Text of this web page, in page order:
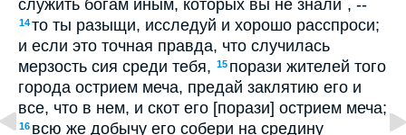
служить богам иным, которых вы не знали`, --
14то ты разыщи, исследуй и хорошо расспроси;
и если это точная правда, что случилась
мерзость сия среди тебя, 15 порази жителей того
города острием меча, предай заклятию его и
все, что в нем, и скот его [порази] острием меча;
16 всю же добычу его собери на средину